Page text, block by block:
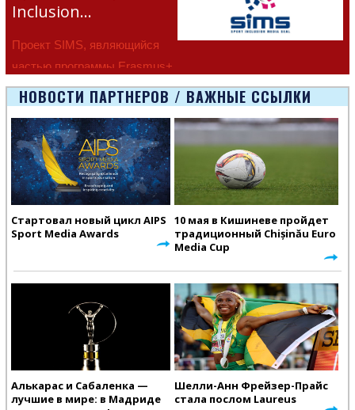
Inclusion…
Проект SIMS, являющийся
частью программы Erasmus+
Европейско
НОВОСТИ ПАРТНЕРОВ / ВАЖНЫЕ ССЫЛКИ
Стартовал новый цикл AIPS
Sport Media Awards
10 мая в Кишиневе пройдет
традиционный Chișinău Euro
Media Cup
Алькарас и Сабаленка —
лучшие в мире: в Мадриде
Шелли-Анн Фрейзер-Прайс
стала послом Laureus